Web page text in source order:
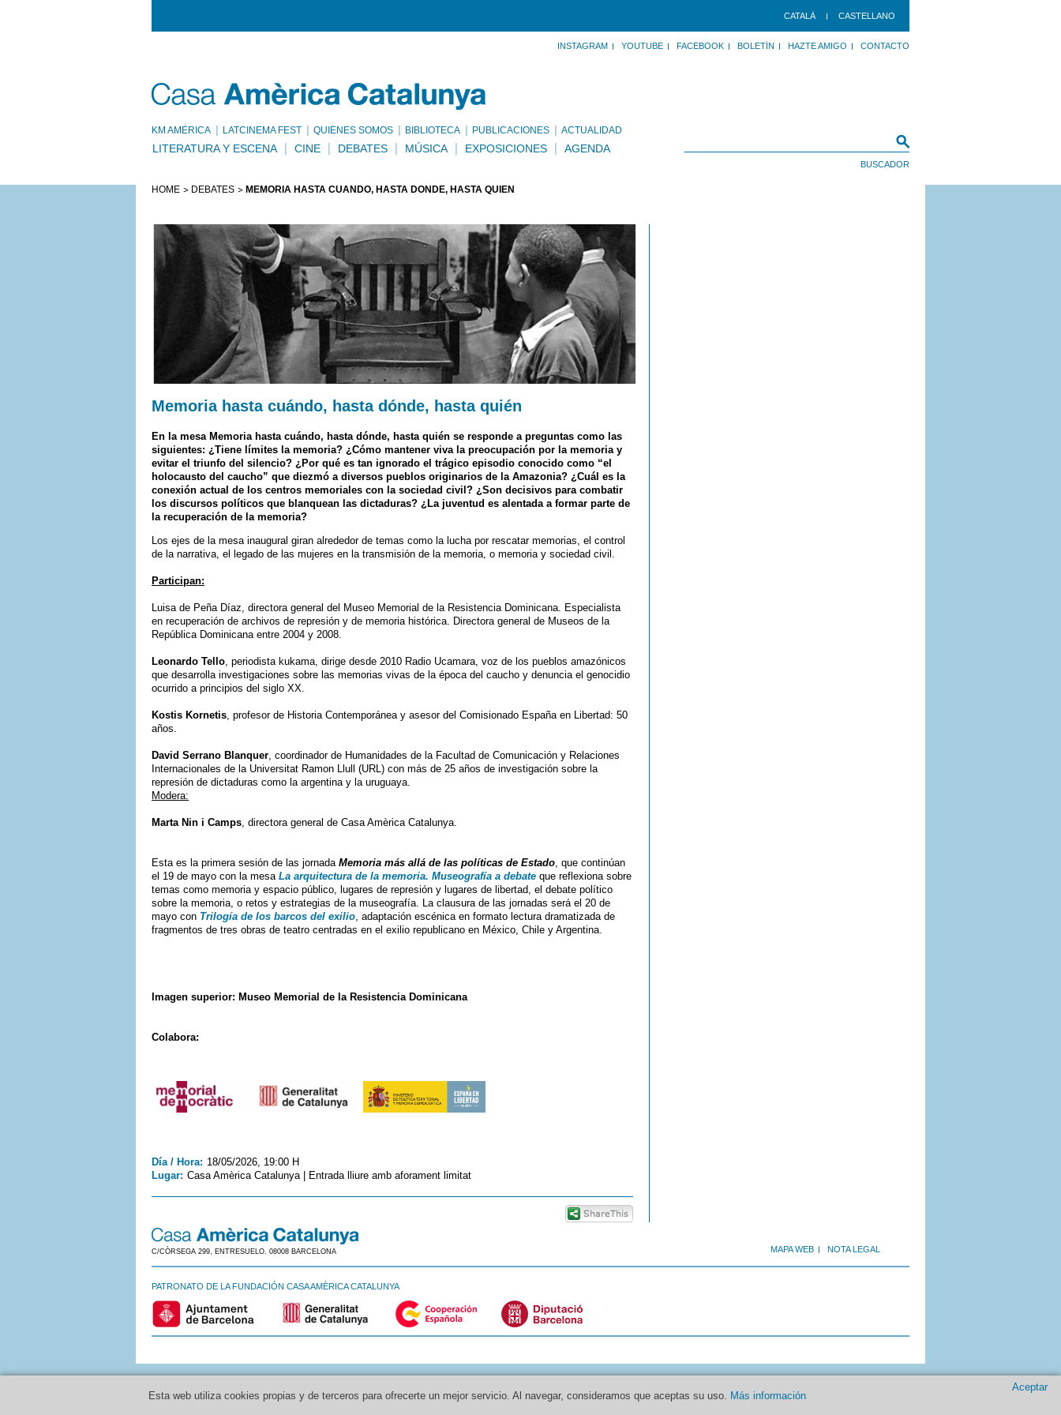
Esta web utiliza cookies propias y de terceros para ofrecerte un mejor servicio. Al navegar, consideramos que aceptas su uso. Más información
Aceptar
CATALÀ CASTELLANO
INSTAGRAM YOUTUBE FACEBOOK BOLETÍN HAZTE AMIGO CONTACTO
KM AMÈRICA LATCINEMA FEST QUIÉNES SOMOS BIBLIOTECA PUBLICACIONES ACTUALIDAD
LITERATURA Y ESCENA CINE DEBATES MÚSICA EXPOSICIONES AGENDA
HOME DEBATES MEMORIA HASTA CUÁNDO, HASTA DÓNDE, HASTA QUIÉN
Memoria hasta cuándo, hasta dónde, hasta quién
En la mesa Memoria hasta cuándo, hasta dónde, hasta quién se responde a preguntas como las
siguientes: ¿Tiene límites la memoria? ¿Cómo mantener viva la preocupación por la memoria y
evitar el triunfo del silencio? ¿Por qué es tan ignorado el trágico episodio conocido como “el
holocausto del caucho” que diezmó a diversos pueblos originarios de la Amazonia? ¿Cuál es la
conexión actual de los centros memoriales con la sociedad civil? ¿Son decisivos para combatir
los discursos políticos que blanquean las dictaduras? ¿La juventud es alentada a formar parte de
la recuperación de la memoria?
Los ejes de la mesa inaugural giran alrededor de temas como la lucha por rescatar memorias, el control
de la narrativa, el legado de las mujeres en la transmisión de la memoria, o memoria y sociedad civil.
Participan:
Luisa de Peña Díaz, directora general del Museo Memorial de la Resistencia Dominicana. Especialista
en recuperación de archivos de represión y de memoria histórica. Directora general de Museos de la
República Dominicana entre 2004 y 2008.
Leonardo Tello, periodista kukama, dirige desde 2010 Radio Ucamara, voz de los pueblos amazónicos
que desarrolla investigaciones sobre las memorias vivas de la época del caucho y denuncia el genocidio
ocurrido a principios del siglo XX.
Kostis Kornetis, profesor de Historia Contemporánea y asesor del Comisionado España en Libertad: 50
años.
David Serrano Blanquer, coordinador de Humanidades de la Facultad de Comunicación y Relaciones
Internacionales de la Universitat Ramon Llull (URL) con más de 25 años de investigación sobre la
represión de dictaduras como la argentina y la uruguaya.
Modera:
Marta Nin i Camps, directora general de Casa Amèrica Catalunya.
Esta es la primera sesión de las jornada Memoria más allá de las políticas de Estado, que continúan
el 19 de mayo con la mesa La arquitectura de la memoria. Museografía a debate que reflexiona sobre
temas como memoria y espacio público, lugares de represión y lugares de libertad, el debate político
sobre la memoria, o retos y estrategias de la museografía. La clausura de las jornadas será el 20 de
mayo con Trilogía de los barcos del exilio, adaptación escénica en formato lectura dramatizada de
fragmentos de tres obras de teatro centradas en el exilio republicano en México, Chile y Argentina.
Imagen superior: Museo Memorial de la Resistencia Dominicana
Colabora:
Día / Hora: 18/05/2026, 19:00 H
Lugar: Casa Amèrica Catalunya | Entrada lliure amb aforament limitat
MAPA WEB NOTA LEGAL
C/CÒRSEGA 299, ENTRESUELO. 08008 BARCELONA
PATRONATO DE LA FUNDACIÓN CASA AMÈRICA CATALUNYA